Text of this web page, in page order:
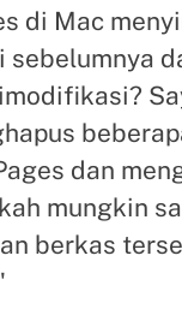
di Mac
sebelumnya
dan
mungkin
berkas